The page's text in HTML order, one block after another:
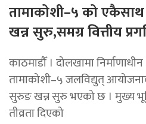
तामाकोशी–५ को
खन्न सुरु,समग्र वित्तीय
काठमाडौँ । दोलखामा
तामाकोशी–५ जलविद्युत्
सुरुङ खन्न सुरु भएको छ । मुख्य
तीव्रता दिएको